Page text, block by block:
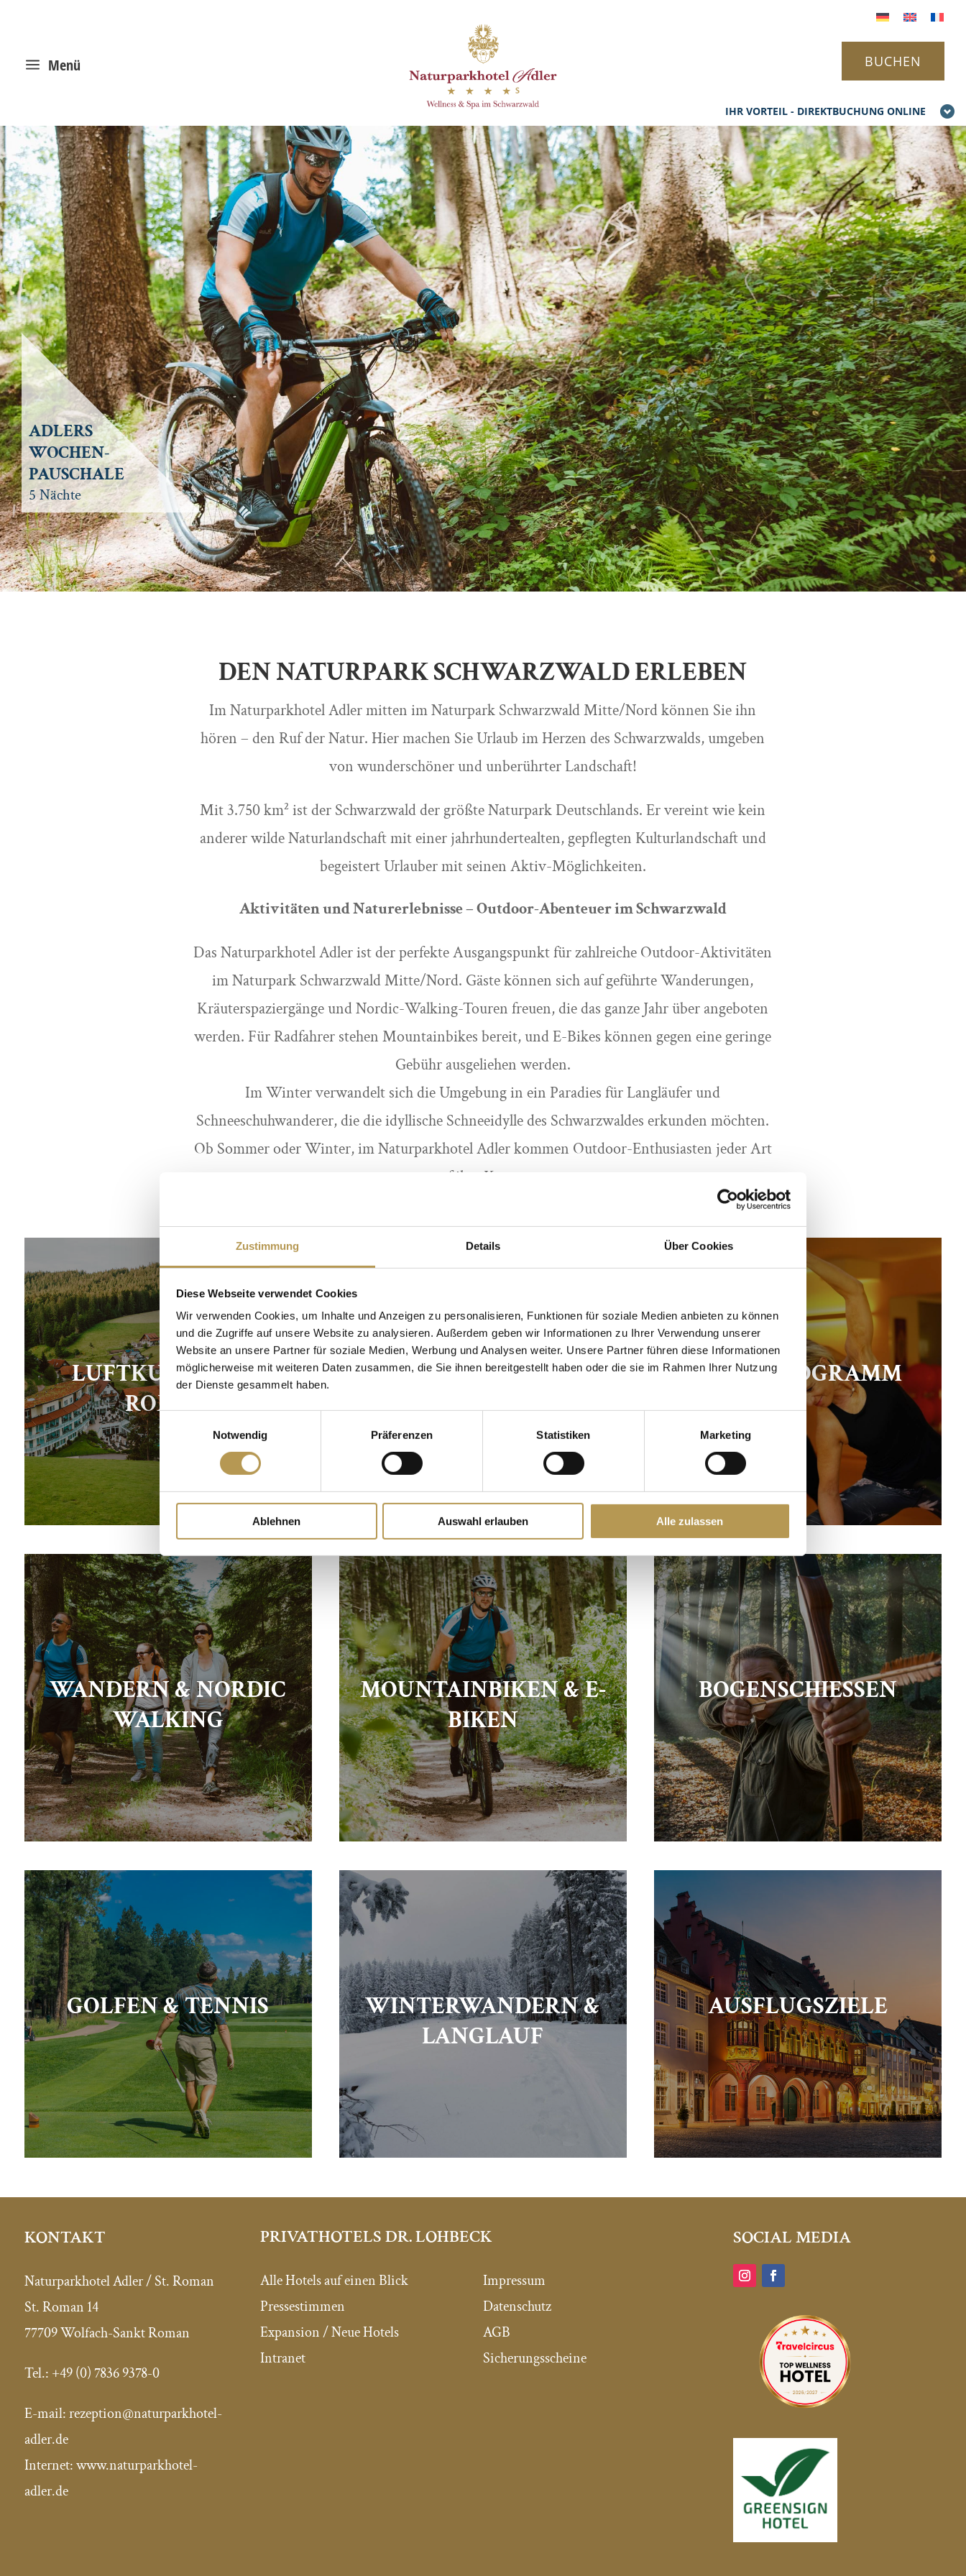
Zustimmung Details Über Cookies
Diese Webseite verwendet Cookies
Wir verwenden Cookies, um Inhalte und Anzeigen zu personalisieren, Funktionen für soziale Medien anbieten zu können
und die Zugriffe auf unsere Website zu analysieren. Außerdem geben wir Informationen zu Ihrer Verwendung unserer
Website an unsere Partner für soziale Medien, Werbung und Analysen weiter. Unsere Partner führen diese Informationen
möglicherweise mit weiteren Daten zusammen, die Sie ihnen bereitgestellt haben oder die sie im Rahmen Ihrer Nutzung
der Dienste gesammelt haben.
Einwilligungsauswahl
Notwendig
Präferenzen Statistiken Marketing
Ablehnen Auswahl erlauben Alle zulassen
IHR VORTEIL - DIREKTBUCHUNG ONLINE
a Menü BUCHEN
ADLERS
WOCHEN-
PAUSCHALE
5 Nächte
DEN NATURPARK SCHWARZWALD ERLEBEN
Im Naturparkhotel Adler mitten im Naturpark Schwarzwald Mitte/Nord können Sie ihn
hören – den Ruf der Natur. Hier machen Sie Urlaub im Herzen des Schwarzwalds, umgeben
von wunderschöner und unberührter Landschaft!
Mit 3.750 km² ist der Schwarzwald der größte Naturpark Deutschlands. Er vereint wie kein
anderer wilde Naturlandschaft mit einer jahrhundertealten, gepflegten Kulturlandschaft und
begeistert Urlauber mit seinen Aktiv-Möglichkeiten.
Aktivitäten und Naturerlebnisse – Outdoor-Abenteuer im Schwarzwald
Das Naturparkhotel Adler ist der perfekte Ausgangspunkt für zahlreiche Outdoor-Aktivitäten
im Naturpark Schwarzwald Mitte/Nord. Gäste können sich auf geführte Wanderungen,
Kräuterspaziergänge und Nordic-Walking-Touren freuen, die das ganze Jahr über angeboten
werden. Für Radfahrer stehen Mountainbikes bereit, und E-Bikes können gegen eine geringe
Gebühr ausgeliehen werden.
Im Winter verwandelt sich die Umgebung in ein Paradies für Langläufer und
Schneeschuhwanderer, die die idyllische Schneeidylle des Schwarzwaldes erkunden möchten.
Ob Sommer oder Winter, im Naturparkhotel Adler kommen Outdoor-Enthusiasten jeder Art
auf ihre Kosten.
LUFTKURORT ST.
ROMAN
WILDGEHEGE AKTIVPROGRAMM
WANDERN & NORDIC
WALKING
MOUNTAINBIKEN & E-
BIKEN
BOGENSCHIESSEN
GOLFEN & TENNIS
WINTERWANDERN &
LANGLAUF
AUSFLUGSZIELE
KONTAKT
Naturparkhotel Adler / St. Roman
St. Roman 14
77709 Wolfach-Sankt Roman
Tel.: +49 (0) 7836 9378-0
E-mail:rezeption@naturparkhotel-
adler.de
Internet: www.naturparkhotel-
adler.de
PRIVATHOTELS DR. LOHBECK
Alle Hotels auf einen Blick
Pressestimmen
Expansion / Neue Hotels
Intranet
Impressum
Datenschutz
AGB
Sicherungsscheine
SOCIAL MEDIA